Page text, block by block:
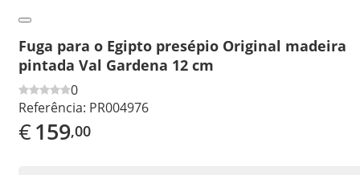
Fuga para o Egipto presépio Original madeira
pintada Val Gardena 12 cm
0
Referência: PR004976
€159,00